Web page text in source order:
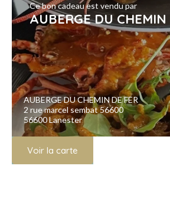
Ce bon cadeau est vendu par
AUBERGE DU CHEMIN
AUBERGE DU CHEMIN DE FER
2 rue marcel sembat 56600
56600 Lanester
Voir la carte